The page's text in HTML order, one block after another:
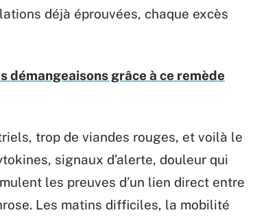
déjà éprouvées, chaque excès
démangeaisons grâce à ce remède
trop de viandes rouges, et voilà le
signaux d’alerte, douleur qui
les preuves d’un lien direct entre
Les matins difficiles, la mobilité